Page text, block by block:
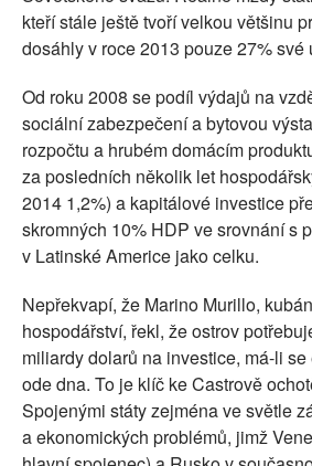
kteří stále ještě tvoří velkou většinu
dosáhly v roce 2013 pouze 27% své
Od roku 2008 se podíl výdajů na
sociální zabezpečení a bytovou
rozpočtu a hrubém domácím
za posledních několik let
2014 1,2%) a kapitálové investice
skromných 10% HDP ve srovnání s
v Latinské Americe jako celku.
Nepřekvapí, že Marino Murillo,
hospodářství, řekl, že ostrov
miliardy dolarů na investice, má-li
ode dna. To je klíč ke Castrově
Spojenými státy zejména ve světle
a ekonomických problémů, jimž